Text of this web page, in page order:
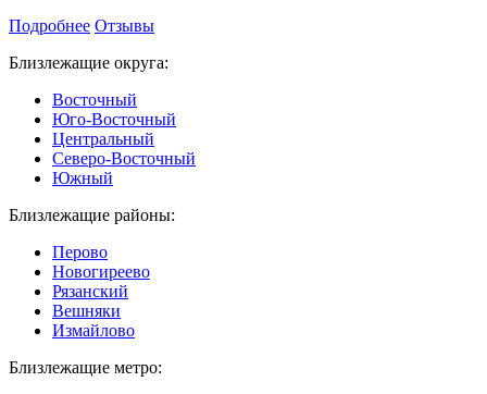
Подробнее Отзывы
Близлежащие округа:
Восточный
Юго-Восточный
Центральный
Северо-Восточный
Южный
Близлежащие районы:
Перово
Новогиреево
Рязанский
Вешняки
Измайлово
Близлежащие метро: